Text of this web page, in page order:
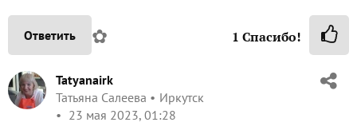
Ответить ✿ 1 Спасибо!
Tatyanairk
Татьяна Салеева
Иркутск
23 мая 2023, 01:28